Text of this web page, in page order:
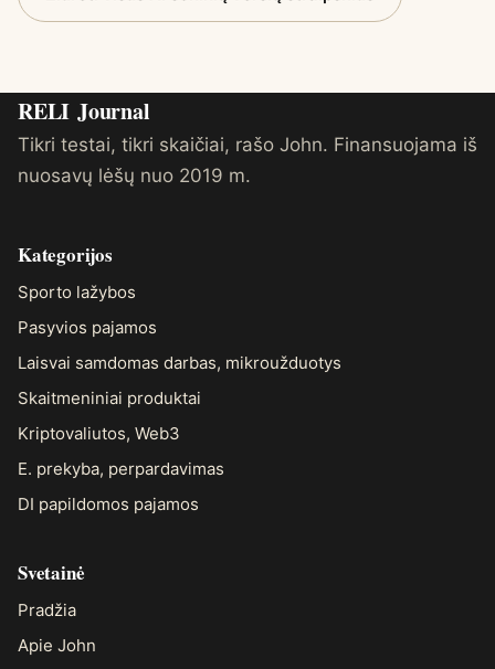
RELI Journal
Tikri testai, tikri skaičiai, rašo John. Finansuojama iš
nuosavų lėšų nuo 2019 m.
Kategorijos
Sporto lažybos
Pasyvios pajamos
Laisvai samdomas darbas, mikroužduotys
Skaitmeniniai produktai
Kriptovaliutos, Web3
E. prekyba, perpardavimas
DI papildomos pajamos
Svetainė
Pradžia
Apie John